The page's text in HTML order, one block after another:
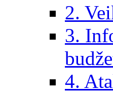
2.
3.
4.